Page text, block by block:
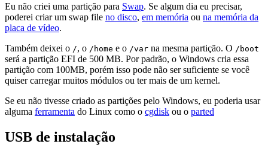
Eu não criei uma partição para Swap. Se algum dia eu precisar,
poderei criar um swap file no disco, em memória ou na memória da
placa de vídeo.
Também deixei o /, o /home e o /var na mesma partição. O /boot
será a partição EFI de 500 MB. Por padrão, o Windows cria essa
partição com 100MB, porém isso pode não ser suficiente se você
quiser carregar muitos módulos ou ter mais de um kernel.
Se eu não tivesse criado as partições pelo Windows, eu poderia usar
alguma ferramenta do Linux como o cgdisk ou o parted
USB de instalação